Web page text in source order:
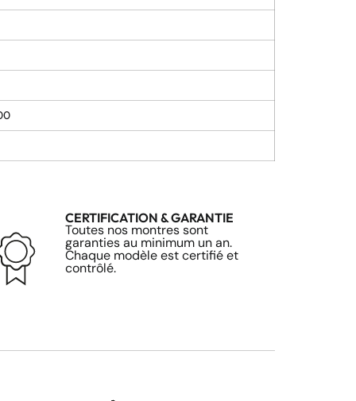
CERTIFICATION & GARANTIE
Toutes nos montres sont
garanties au minimum un an.
Chaque modèle est certifié et
contrôlé.